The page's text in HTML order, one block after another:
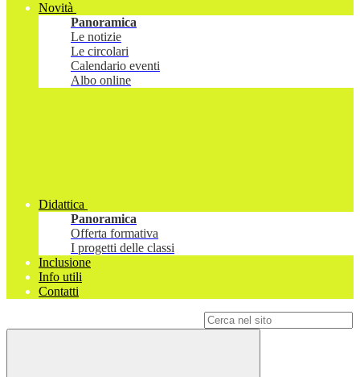
Novità
Panoramica
Le notizie
Le circolari
Calendario eventi
Albo online
Didattica
Panoramica
Offerta formativa
I progetti delle classi
Inclusione
Info utili
Contatti